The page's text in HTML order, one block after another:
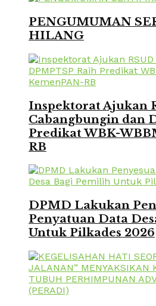
PENGUMUMAN
HILANG
Inspektorat Ajukan
Cabangbungin dan
Predikat WBK-
RB
DPMD Lakukan
Penyatuan Data
Untuk Pilkades 2026